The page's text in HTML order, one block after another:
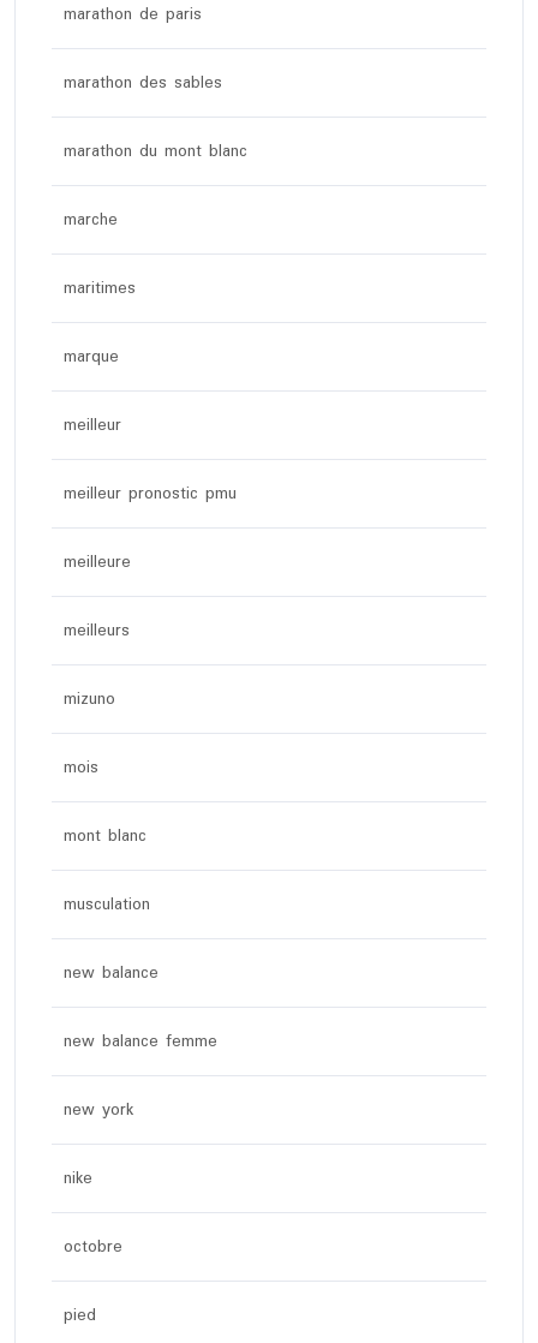
marathon de paris
marathon des sables
marathon du mont blanc
marche
maritimes
marque
meilleur
meilleur pronostic pmu
meilleure
meilleurs
mizuno
mois
mont blanc
musculation
new balance
new balance femme
new york
nike
octobre
pied